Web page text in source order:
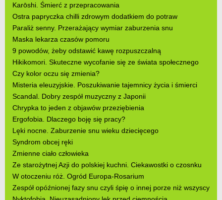
Karōshi. Śmierć z przepracowania
Ostra papryczka chilli zdrowym dodatkiem do potraw
Paraliż senny. Przerażający wymiar zaburzenia snu
Maska lekarza czasów pomoru
9 powodów, żeby odstawić kawę rozpuszczalną
Hikikomori. Skuteczne wycofanie się ze świata społecznego
Czy kolor oczu się zmienia?
Misteria eleuzyjskie. Poszukiwanie tajemnicy życia i śmierci
Scandal. Dobry zespół muzyczny z Japonii
Chrypka to jeden z objawów przeziębienia
Ergofobia. Dlaczego boję się pracy?
Lęki nocne. Zaburzenie snu wieku dziecięcego
Syndrom obcej ręki
Zmienne ciało człowieka
Ze starożytnej Azji do polskiej kuchni. Ciekawostki o czosnku
W otoczeniu róż. Ogród Europa-Rosarium
Zespół opóźnionej fazy snu czyli śpię o innej porze niż wszyscy